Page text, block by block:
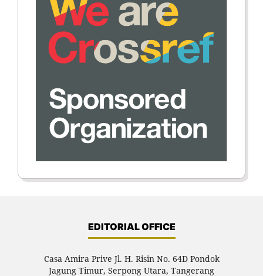
EDITORIAL OFFICE
Casa Amira Prive Jl. H. Risin No. 64D Pondok
Jagung Timur, Serpong Utara, Tangerang